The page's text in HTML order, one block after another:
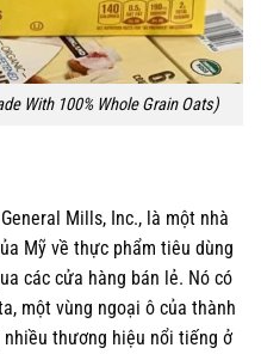
With 100% Whole Grain Oats)
Mills, Inc., là một nhà
Mỹ về thực phẩm tiêu dùng
các cửa hàng bán lẻ. Nó có
một vùng ngoại ô của thành
thương hiệu nổi tiếng ở